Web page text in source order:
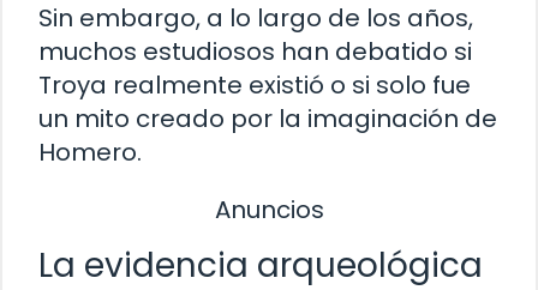
Sin embargo, a lo largo de los años,
muchos estudiosos han debatido si
Troya realmente existió o si solo fue
un mito creado por la imaginación de
Homero.
Anuncios
La evidencia arqueológica